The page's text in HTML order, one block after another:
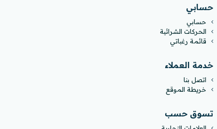
حسابي
حسابي
الحركات الشرائية
قائمة رغباتي
خدمة العملاء
اتصل بنا
خريطة الموقع
تسوق حسب